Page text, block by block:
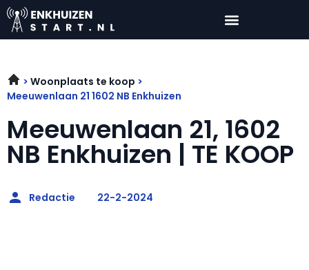
Woonplaats te koop
Meeuwenlaan 21 1602 NB Enkhuizen
Meeuwenlaan 21, 1602
NB Enkhuizen | TE KOOP
Redactie 22-2-2024